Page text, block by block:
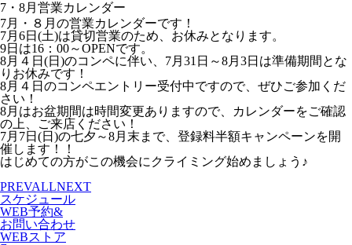
7・8月営業カレンダー
7月・８月の営業カレンダーです！
7月6日(土)は貸切営業のため、お休みとなります。
9日は16：00～OPENです。
8月４日(日)のコンペに伴い、7月31日～8月3日は準備期間とな
りお休みです！
8月４日のコンペエントリー受付中ですので、ぜひご参加くだ
さい！
8月はお盆期間は時間変更ありますので、カレンダーをご確認
の上、ご来店ください！
7月7日(日)の七夕～8月末まで、登録料半額キャンペーンを開
催します！！
はじめての方がこの機会にクライミング始めましょう♪
PREVALLNEXT
スケジュール
WEB予約&
お問い合わせ
WEBストア